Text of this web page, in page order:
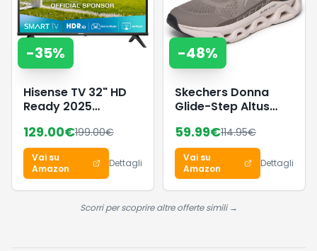
-35%
Hisense TV 32" HD
Ready 2025
VIDAA U8, Airplay2,
Game Mode, Works
with Alexa, Tuner
DVB-T2/S2 HEVC 10,
lativù, 32'', 2025 LED
129.00€199.00€
Vai su
Amazon
Dettagli
-48%
Skechers Donna
Glide-Step Altus
Dark Taupe
Synthetic/Mesh/Trim,
38.5 EU
59.99€114.95€
Vai su
Amazon
Dettagli
Scorri per scoprire altre offerte simili →